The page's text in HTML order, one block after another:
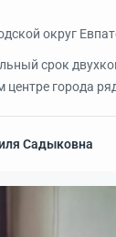
округ
срок
центре города
санузел
школы, до
Садыковна